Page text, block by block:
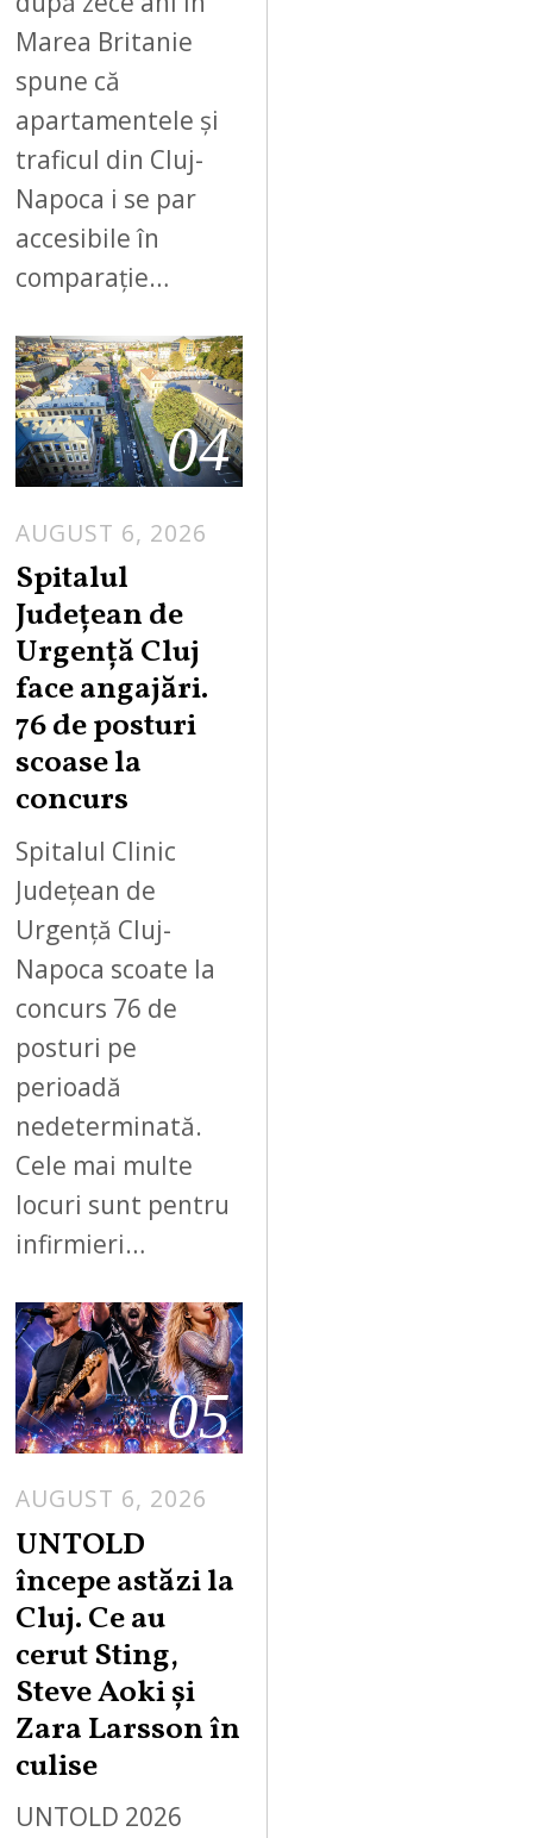
Marea Britanie
spune că
apartamentele și
traficul din Cluj-
Napoca i se par
accesibile în
comparație…
04
AUGUST 6, 2026
Spitalul
Județean de
Urgență Cluj
face angajări.
76 de posturi
scoase la
concurs
Spitalul Clinic
Județean de
Urgență Cluj-
Napoca scoate la
concurs 76 de
posturi pe
perioadă
nedeterminată.
Cele mai multe
locuri sunt pentru
infirmieri…
05
AUGUST 6, 2026
UNTOLD
începe astăzi la
Cluj. Ce au
cerut Sting,
Steve Aoki și
Zara Larsson în
culise
UNTOLD 2026